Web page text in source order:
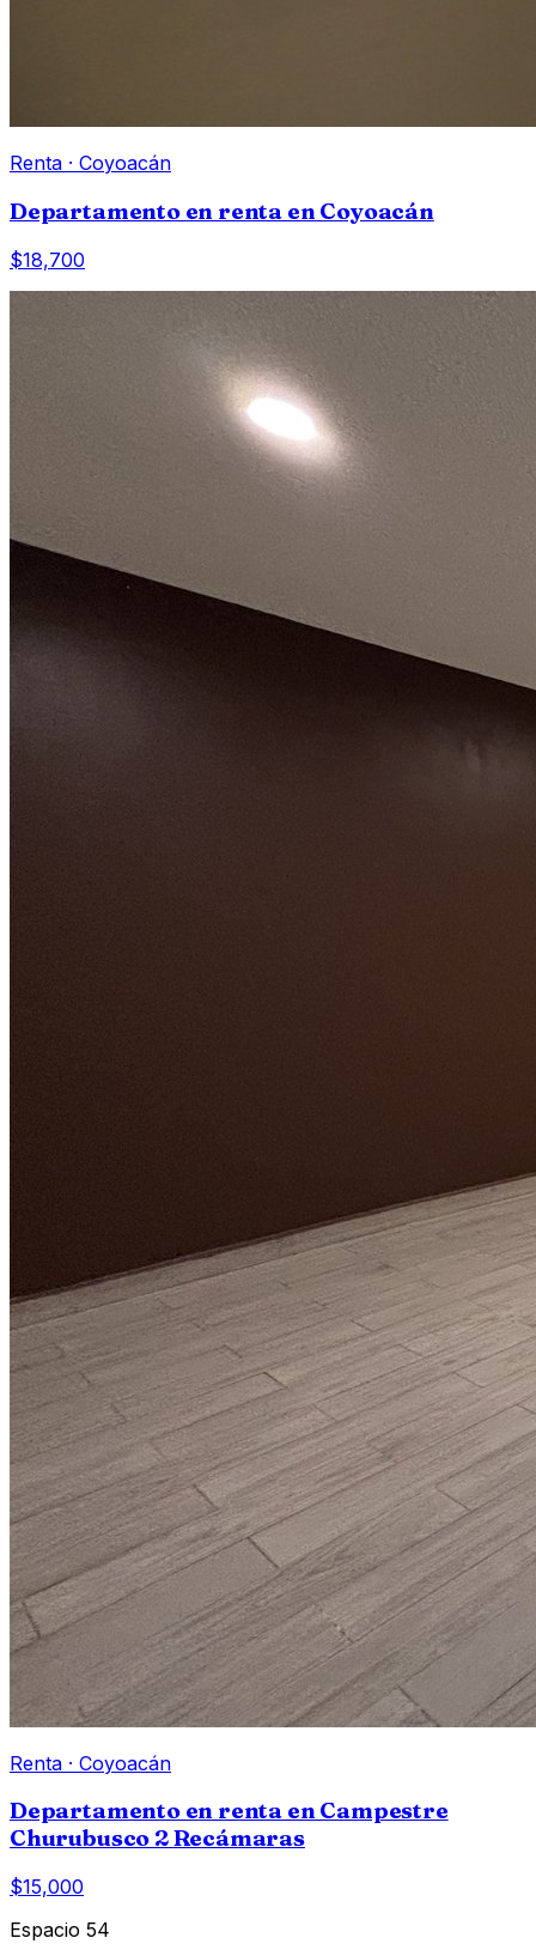
Renta · Coyoacán
Departamento en renta en Coyoacán
$18,700
Renta · Coyoacán
Departamento en renta en Campestre
Churubusco 2 Recámaras
$15,000
Espacio 54